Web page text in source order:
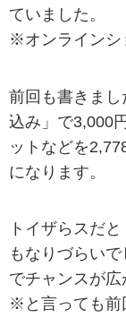
ていました。
※オンラインシ
前回も書きま
込み」で3,000
ットなどを
になります。
トイザらスだ
もなりづらい
でチャンスが広
※と言っても前